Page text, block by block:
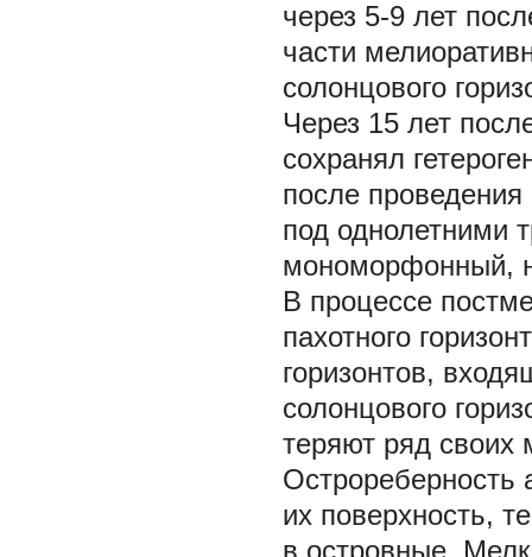
через 5-9 лет
части
солонцового
Через 15 лет
сохранял
после
под однолетними
мономорфонный,
В процессе
пахотного
горизонтов,
солонцового
теряют ряд своих
Острореберность
их поверхность,
в островные.